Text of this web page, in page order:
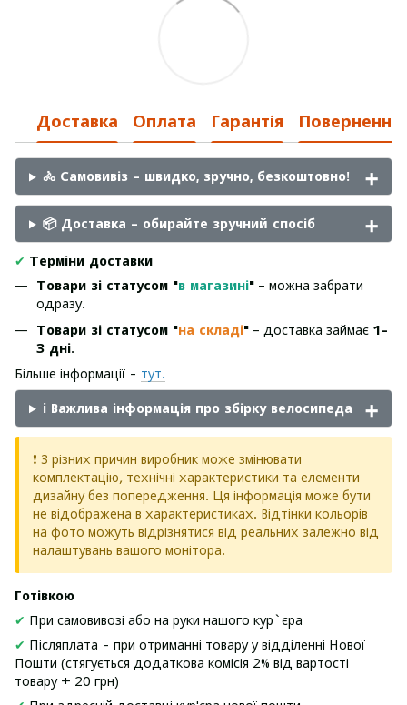
Доставка Оплата Гарантія Повернення
🚴 Самовивіз – швидко, зручно, безкоштовно!
📦 Доставка – обирайте зручний спосіб
✔ Терміни доставки
Товари зі статусом "в магазині" – можна забрати
одразу.
Товари зі статусом "на складі" – доставка займає 1-
3 дні.
Більше інформації - тут.
ℹ️ Важлива інформація про збірку велосипеда
❗ З різних причин виробник може змінювати
комплектацію, технічні характеристики та елементи
дизайну без попередження. Ця інформація може бути
не відображена в характеристиках. Відтінки кольорів
на фото можуть відрізнятися від реальних залежно від
налаштувань вашого монітора.
Готівкою
✔ При самовивозі або на руки нашого кур`єра
✔ Післяплата - при отриманні товару у відділенні Нової
Пошти (стягується додаткова комісія 2% від вартості
товару + 20 грн)